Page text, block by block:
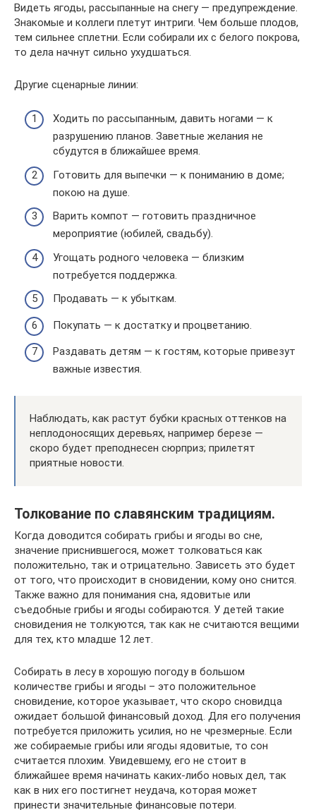
Видеть ягоды, рассыпанные на снегу — предупреждение.
Знакомые и коллеги плетут интриги. Чем больше плодов,
тем сильнее сплетни. Если собирали их с белого покрова,
то дела начнут сильно ухудшаться.
Другие сценарные линии:
Ходить по рассыпанным, давить ногами — к
разрушению планов. Заветные желания не
сбудутся в ближайшее время.
Готовить для выпечки — к пониманию в доме;
покою на душе.
Варить компот — готовить праздничное
мероприятие (юбилей, свадьбу).
Угощать родного человека — близким
потребуется поддержка.
Продавать — к убыткам.
Покупать — к достатку и процветанию.
Раздавать детям — к гостям, которые привезут
важные известия.
Наблюдать, как растут бубки красных оттенков на
неплодоносящих деревьях, например березе —
скоро будет преподнесен сюрприз; прилетят
приятные новости.
Толкование по славянским традициям.
Когда доводится собирать грибы и ягоды во сне,
значение приснившегося, может толковаться как
положительно, так и отрицательно. Зависеть это будет
от того, что происходит в сновидении, кому оно снится.
Также важно для понимания сна, ядовитые или
съедобные грибы и ягоды собираются. У детей такие
сновидения не толкуются, так как не считаются вещими
для тех, кто младше 12 лет.
Собирать в лесу в хорошую погоду в большом
количестве грибы и ягоды – это положительное
сновидение, которое указывает, что скоро сновидца
ожидает большой финансовый доход. Для его получения
потребуется приложить усилия, но не чрезмерные. Если
же собираемые грибы или ягоды ядовитые, то сон
считается плохим. Увидевшему, его не стоит в
ближайшее время начинать каких-либо новых дел, так
как в них его постигнет неудача, которая может
принести значительные финансовые потери.